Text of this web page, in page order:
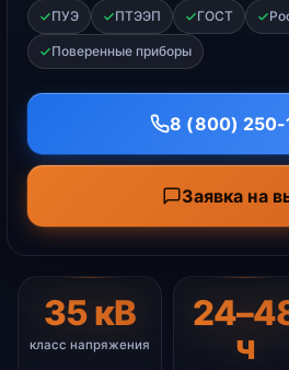
ПУЭ ПТЭЭП ГОСТ
Поверенные приборы
8 (800)
Заявка на
35 кВ
класс напряжения
ч